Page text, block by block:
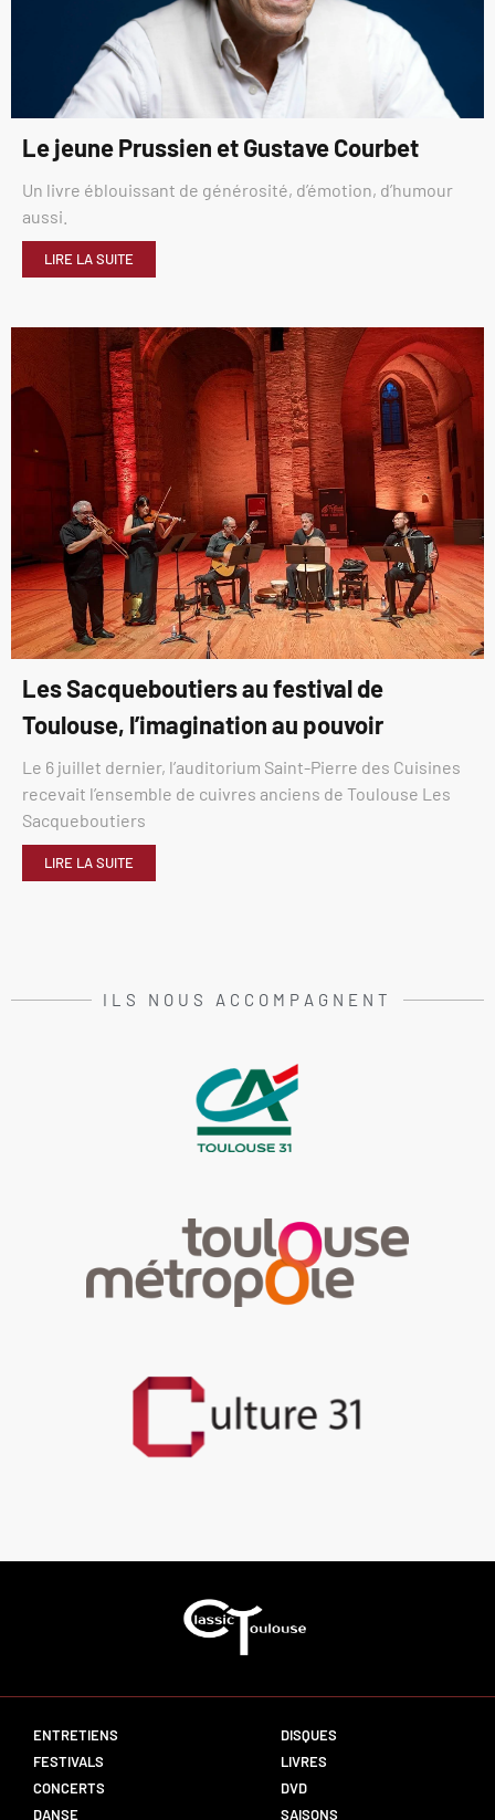
Le jeune Prussien et Gustave Courbet
Un livre éblouissant de générosité, d’émotion, d’humour
aussi.
LIRE LA SUITE
Les Sacqueboutiers au festival de
Toulouse, l’imagination au pouvoir
Le 6 juillet dernier, l’auditorium Saint-Pierre des Cuisines
recevait l’ensemble de cuivres anciens de Toulouse Les
Sacqueboutiers
LIRE LA SUITE
ILS NOUS ACCOMPAGNENT
ENTRETIENS
FESTIVALS
CONCERTS
DANSE
DISQUES
LIVRES
DVD
SAISONS